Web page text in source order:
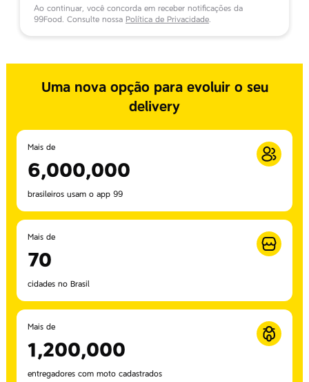
Ao continuar, você concorda em receber notificações da
99Food. Consulte nossa Política de Privacidade.
Uma nova opção para evoluir o seu
delivery
Mais de
6,000,000
brasileiros usam o app 99
Mais de
70
cidades no Brasil
Mais de
1,200,000
entregadores com moto cadastrados